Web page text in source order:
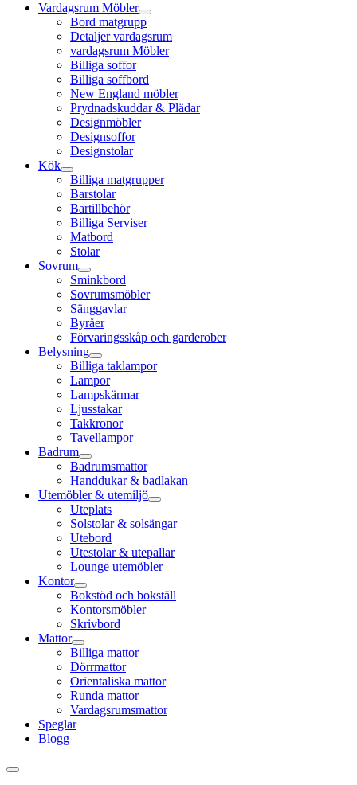
Vardagsrum Möbler
Bord matgrupp
Detaljer vardagsrum
vardagsrum Möbler
Billiga soffor
Billiga soffbord
New England möbler
Prydnadskuddar & Plädar
Designmöbler
Designsoffor
Designstolar
Kök
Billiga matgrupper
Barstolar
Bartillbehör
Billiga Serviser
Matbord
Stolar
Sovrum
Sminkbord
Sovrumsmöbler
Sänggavlar
Byråer
Förvaringsskåp och garderober
Belysning
Billiga taklampor
Lampor
Lampskärmar
Ljusstakar
Takkronor
Tavellampor
Badrum
Badrumsmattor
Handdukar & badlakan
Utemöbler & utemiljö
Uteplats
Solstolar & solsängar
Utebord
Utestolar & utepallar
Lounge utemöbler
Kontor
Bokstöd och bokställ
Kontorsmöbler
Skrivbord
Mattor
Billiga mattor
Dörrmattor
Orientaliska mattor
Runda mattor
Vardagsrumsmattor
Speglar
Blogg